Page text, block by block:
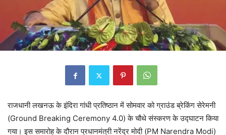
राजधानी लखनऊ के इंदिरा गांधी प्रतिष्ठान में सोमवार को ग्राउंड ब्रेकिंग सेरेमनी
(Ground Breaking Ceremony 4.0) के चौथे संस्करण के उद्घाटन किया
गया। इस समारोह के दौरान प्रधानमंत्री नरेंद्र मोदी (PM Narendra Modi)